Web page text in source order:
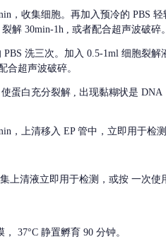
，收集细胞。再加入预冷的 PBS
解 30min-1h , 或者配合超声波破碎。
PBS 洗三次。加入 0.5-1ml 细胞裂
合超声波破碎。
蛋白充分裂解 , 出现黏糊状是 DNA
，上清移入 EP 管中，立即用于检
上清液立即用于检测，或按 一次使
37°C 静置孵育 90 分钟。